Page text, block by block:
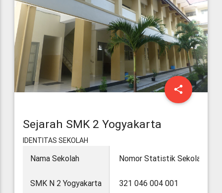
share
Sejarah SMK 2 Yogyakarta
IDENTITAS SEKOLAH
Nama Sekolah
SMK N 2 Yogyakarta
Nomor Statistik Sekolah
321 046 004 001